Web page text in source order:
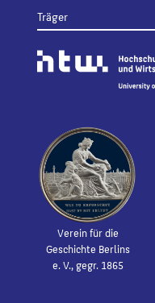
Träger
Verein für die
Geschichte Berlins
e. V., gegr. 1865